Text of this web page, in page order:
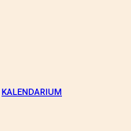
KALENDARIUM